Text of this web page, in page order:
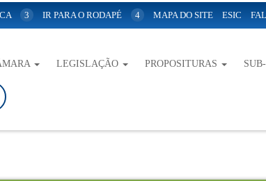
3 IR PARA O RODAPÉ 4 MAPA DO SITE ESIC
LEGISLAÇÃO PROPOSITURAS